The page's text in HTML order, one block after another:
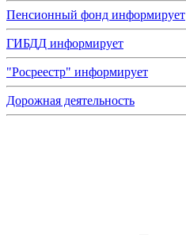
Пенсионный фонд информирует
ГИБДД информирует
"Росреестр" информирует
Дорожная деятельность